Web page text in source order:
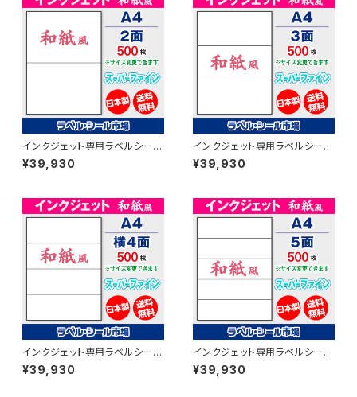
インクジェット専用ラベルシール
和紙 A4-2面 500枚 スーパー
ファイン T1Y2iB【日本製】
¥39,930
インクジェット専用ラベルシール
和紙 A4-3面 500枚 スーパー
ファイン T1Y3iB【日本製】
¥39,930
インクジェット専用ラベルシール
和紙 A4-横4面 500枚 スーパ
ーファイン T1Y4iB【日本製】
¥39,930
インクジェット専用ラベルシール
和紙 A4-5面 500枚 スーパー
ファイン T1Y5iB【日本製】
¥39,930